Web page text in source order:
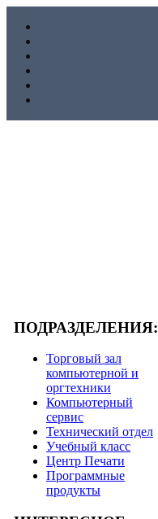
ПОДРАЗДЕЛЕНИЯ:
Торговый зал
компьютерной и
оргтехники
Компьютерный
сервис
Технический отдел
Учебный класс
Центр Печати
Программные
продукты